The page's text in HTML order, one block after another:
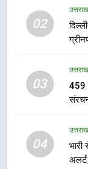
02
03
459
04
भारी
7
8